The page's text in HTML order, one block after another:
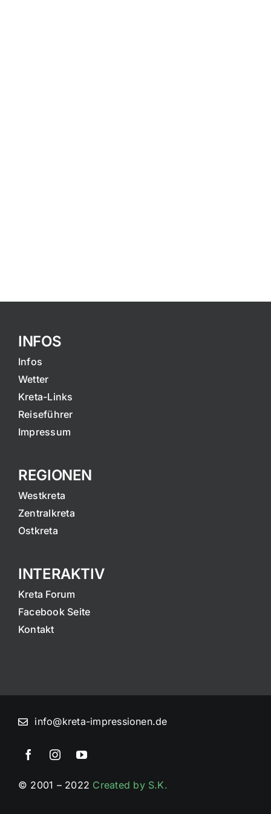
INFOS
Infos
Wetter
Kreta-Links
Reiseführer
Impressum
REGIONEN
Westkreta
Zentralkreta
Ostkreta
INTERAKTIV
Kreta Forum
Facebook Seite
Kontakt
info@kreta-impressionen.de
© 2001 – 2022 Created by S.K.